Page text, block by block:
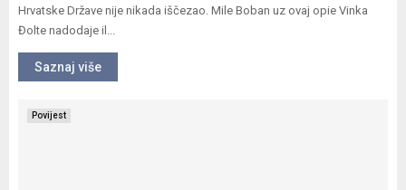
Hrvatske Države nije nikada iščezao. Mile Boban uz ovaj opie Vinka
Đolte nadodaje il...
Saznaj više
Povijest